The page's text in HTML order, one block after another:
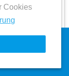
Cookies
AGB